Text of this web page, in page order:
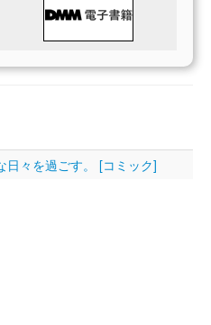
日々を過ごす。 [コミック]